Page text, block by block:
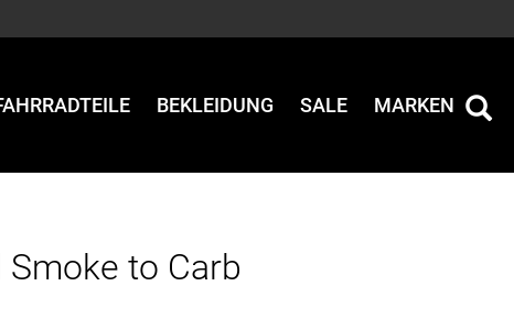
BEKLEIDUNG SALE MARKEN
Smoke to Carb